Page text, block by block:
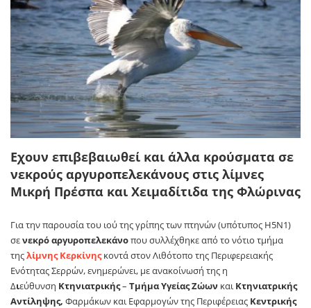
Εχουν επιβεβαιωθεί και άλλα κρούσματα σε
νεκρούς αργυροπελεκάνους στις λίμνες
Μικρή Πρέσπα και Χειμαδίτιδα της Φλώρινας
Για την παρουσία του ιού της γρίπης των πτηνών (υπότυπος H5Ν1)
σενεκρό αργυροπελεκάνοπου συλλέχθηκε από το νότιο τμήμα
τηςλίμνης Κερκίνηςκοντά στον Λιθότοπο της Περιφερειακής
Ενότητας Σερρών, ενημερώνει, με ανακοίνωσή της η
Διεύθυνση Κτηνιατρικής– Τμήμα Υγείας Ζώων καιΚτηνιατρικής
Αντίληψης, Φαρμάκων και Εφαρμογών της Περιφέρειας Κεντρικής